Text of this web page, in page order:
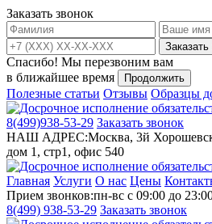
Заказать звонок
Заказать
Спасибо! Мы перезвоним вам
в ближайшее время
Продолжить
Полезные статьи Отзывы Образцы
8(499)938-53-29 Заказать звонок
НАШ АДРЕС:Москва, 3й
дом 1, стр1, офис 540
Главная Услуги О нас Цены
Прием звонков:пн-вс с 09:00 до
8(499) 938-53-29 Заказать звонок